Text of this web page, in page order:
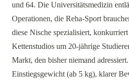
und 64. Die Universitätsmedizin
Operationen, die Reha-Sport
diese Nische spezialisiert,
Kettenstudios um 20-jährige
Markt, den bisher niemand
Einstiegsgewicht (ab 5 kg), klarer